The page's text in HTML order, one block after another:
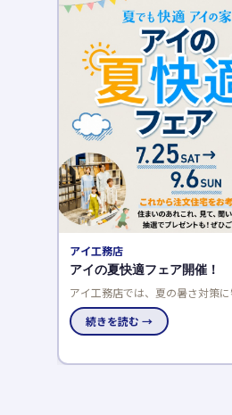
AQURA HOME（アキュラホーム）
木育フェス
廃材アートや五感で木に触れる
国のアキュラホーム展示場で8/
研究にも最適です。
続きを読む →